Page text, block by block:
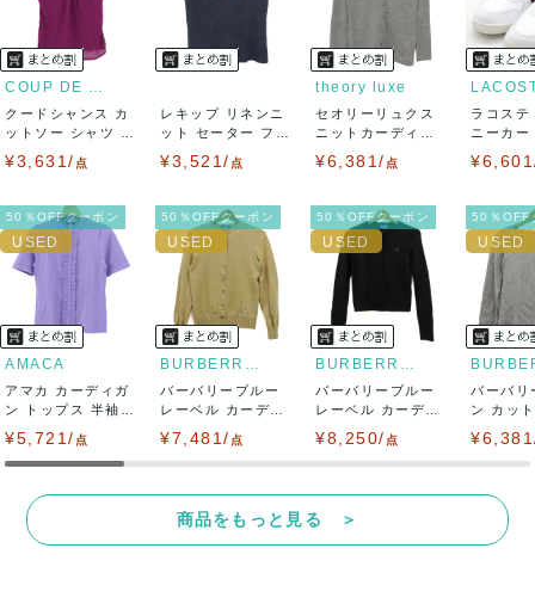
万が一、購入後に偽造品等が発覚しましたら、返品・返金に
て対応致しますので、ご連絡お願い致します。
決済方法
クレジットカード、メルペイ、銀行振込、PayPay、コンビ
出荷
送料： ¥1,650 (見込み)
送料表を確認する
出荷目安：5営業日以内
出荷予定日：なるべく最短で発送致します。
兵庫県から出荷
COUP DE CHANCE
クードシャンス カ
ットソー シャツ 半
袖 シフォン...
¥3,631/ 点
レキップ リネンニ
ット セーター フレ
ンチスリーブ...
¥3,521/ 点
theory luxe
セオリーリュクス
ニットカーディガ
ン トップス 長...
¥6,381/ 点
ラコステ
ニーカ
LC ...
50％OFFクーポン
AMACA
アマカ カーディガ
ン トップス 半袖
フリル 未使...
¥5,721/ 点
50％OFFクーポン
BURBERRY BLUE LABEL
バーバリーブルー
レーベル カーディ
ガン トップス ...
¥7,481/ 点
50％OFFクーポン
BURBERRY BLUE LABEL
バーバリーブルー
レーベル カーディ
ガン トップス ...
¥8,250/ 点
50％OFF
バーバリ
ン カッ
ツ トッ
商品をもっと見る ＞